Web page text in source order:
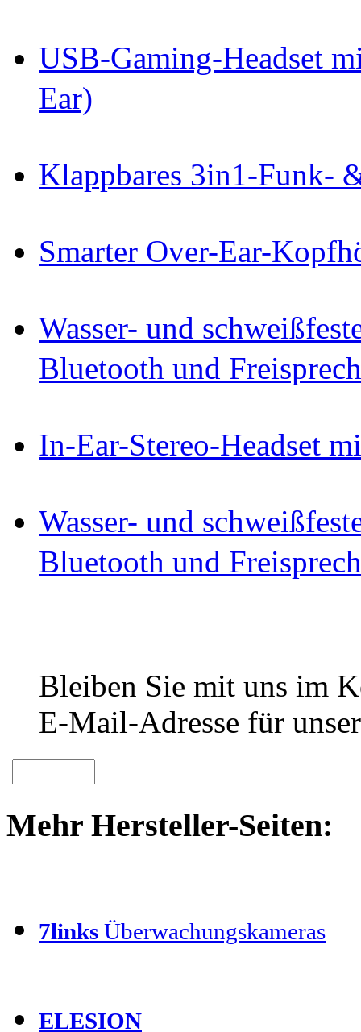
USB-Gaming-Headset
Ear)
Klappbares 3in1-Funk-
Smarter Over-Ear-
Wasser- und
Bluetooth und
In-Ear-Stereo-Headset
Wasser- und
Bluetooth und
Bleiben Sie mit uns im
E-Mail-Adresse für
Mehr Hersteller-Seiten:
7links Überwachungskameras
ELESION